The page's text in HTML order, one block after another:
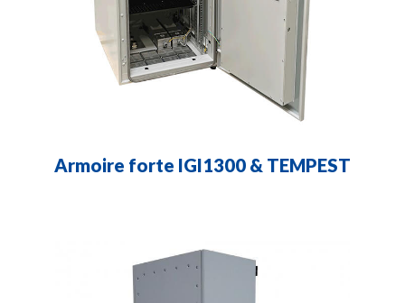
Armoire forte IGI1300 & TEMPEST